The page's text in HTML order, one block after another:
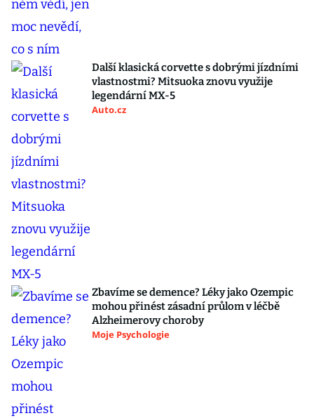
Další klasická corvette s dobrými jízdními
vlastnostmi? Mitsuoka znovu využije
legendární MX-5
Auto.cz
Zbavíme se demence? Léky jako Ozempic
mohou přinést zásadní průlom v léčbě
Alzheimerovy choroby
Moje Psychologie